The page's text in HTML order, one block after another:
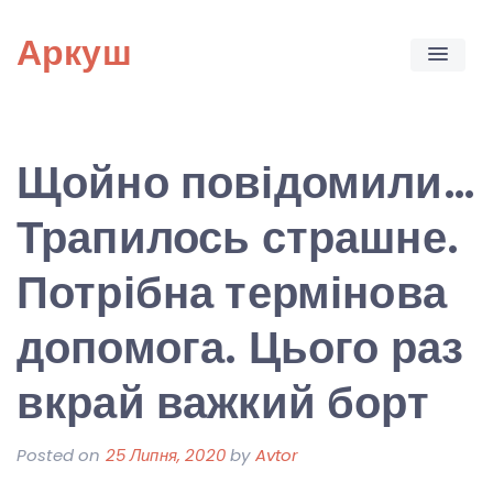
content
Аркуш
Щойно повідомили…
Трапилось страшне.
Потрібна термінова
допомога. Цього раз
вкрай важкий борт
Posted on 25 Липня, 2020byAvtor